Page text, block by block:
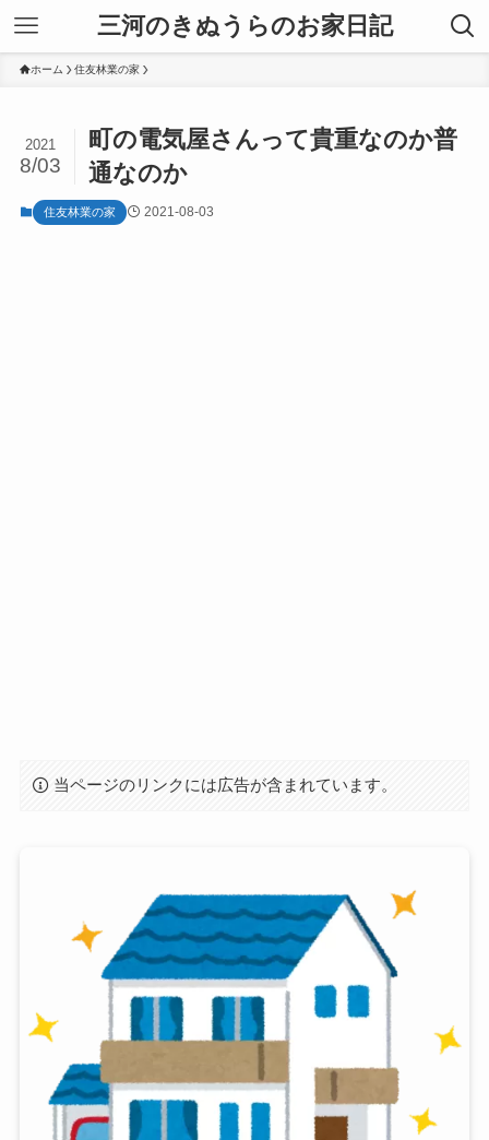
三河のきぬうらのお家日記
ホーム 住友林業の家
町の電気屋さんって貴重なのか普
通なのか
2021
8/03
住友林業の家 2021-08-03
当ページのリンクには広告が含まれています。